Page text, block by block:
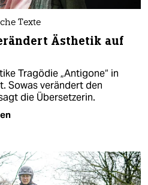
Texte
Ästhetik auf
Tragödie „Antigone“ in
Sowas verändert den
die Übersetzerin.